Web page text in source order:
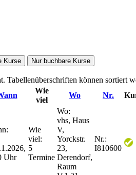
Kurse Nur buchbare Kurse
Tabellenüberschriften können sortiert
Wie
viel
Wo Nr.
Uhr
Wie
viel:
5
Termine
Wo:
vhs, Haus
V,
Yorckstr.
23,
Derendorf,
Raum
Nr.:
I810600